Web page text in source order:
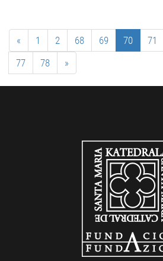
« 1 2 68 69 70 71
77
78 »